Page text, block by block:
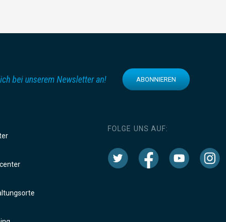
bei unserem Newsletter an! ABONNIEREN
FOLGE UNS AUF: